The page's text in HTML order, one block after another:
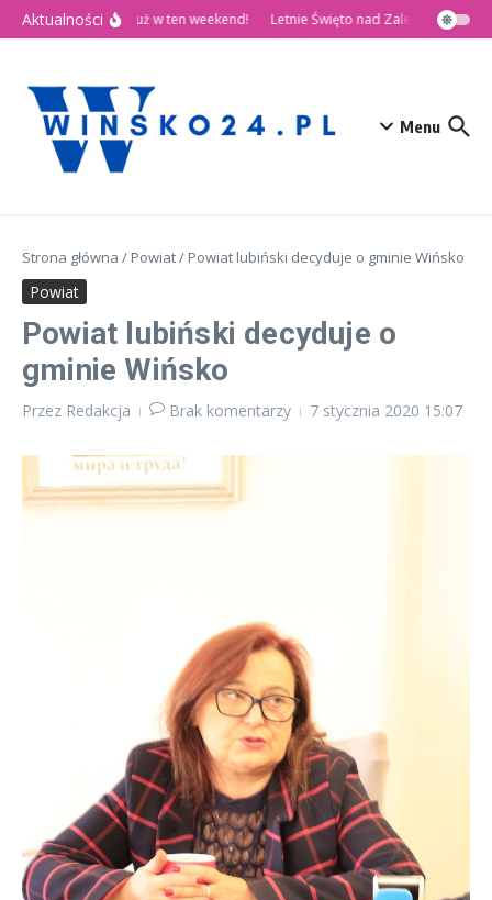
Przejdź do treści
Aktualności
🎉 Dni Wińska 2026 już w ten weekend! Letnie Święto nad Zalewem Słup
Menu
Strona główna / Powiat/ Powiat lubiński decyduje o gminie Wińsko
Powiat
Powiat lubiński decyduje o
gminie Wińsko
Przez Redakcja Brak komentarzy 7 stycznia 2020 15:07